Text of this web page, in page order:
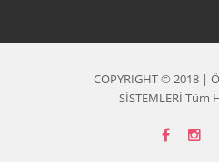
COPYRIGHT © 2018 |
SİSTEMLERİ Tüm